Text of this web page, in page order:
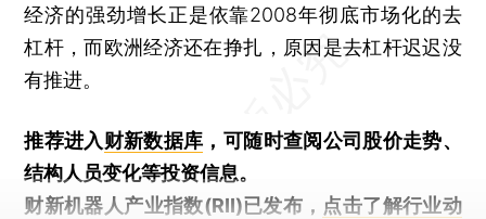
经济的强劲增长正是依靠2008年彻底市场化的去
杠杆，而欧洲经济还在挣扎，原因是去杠杆迟迟没
有推进。
推荐进入财新数据库 ，可随时查阅公司股价走势、
结构人员变化等投资信息。
财新机器人产业指数(RII)已发布， 点击了解行业动